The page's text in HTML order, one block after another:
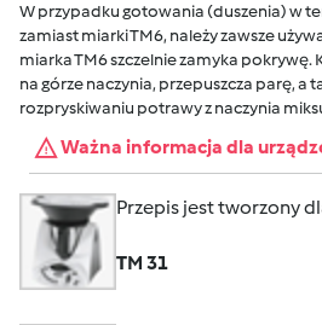
W przypadku gotowania (duszenia) w
zamiast miarki TM6, należy zawsze
miarka TM6 szczelnie zamyka pokrywę.
na górze naczynia, przepuszcza parę, a
rozpryskiwaniu potrawy z naczynia
Ważna informacja dla
Przepis jest tworzony
TM 31